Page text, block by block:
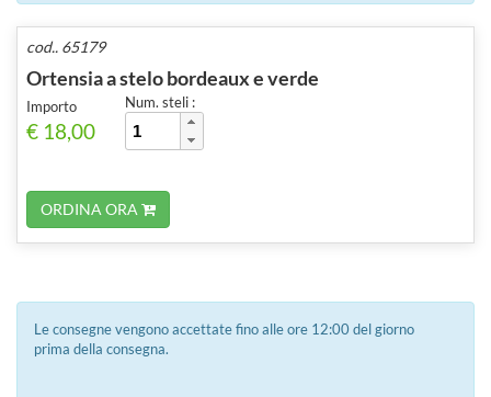
cod.. 65179
Ortensia a stelo bordeaux e verde
Importo
€ 18,00
Num. steli :
ORDINA ORA
Le consegne vengono accettate fino alle ore 12:00 del giorno
prima della consegna.